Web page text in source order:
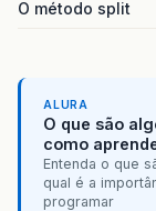
O método split
ALURA
O que são
como
Entenda o que
qual é a
programar